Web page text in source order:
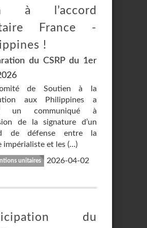
à l’accord
France -
!
du CSRP du 1er
de Soutien à la
aux Philippines a
un communiqué à
de la signature d’un
de défense entre la
impérialiste et les (…)
unitaires 2026-04-02
du